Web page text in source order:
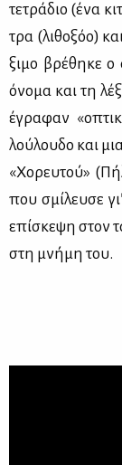
τε­τρά­διο (ένα
τρα (λι­θο­ξόο)
ξι­μο βρέ­θη­κε
όνο­μα και τη
έγρα­φαν
λού­λου­δο και
«Χο­ρευ­τού»
που σμί­λευ­σε
επί­σκε­ψη στον
στη μνή­μη του.